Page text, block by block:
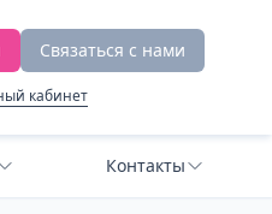
Связаться с нами
кабинет
Контакты